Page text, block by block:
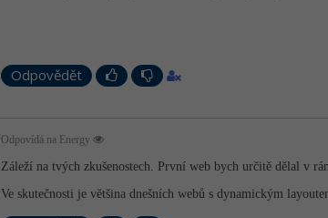
Odpovědět
Odpovídá na Energy
Záleží na tvých zkušenostech. První web bych určitě dělal v
Ve skutečnosti je většina dnešních webů s dynamickým